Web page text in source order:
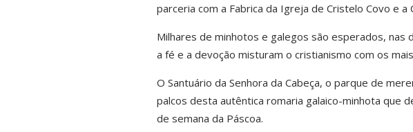
parceria com a Fabrica da Igreja de Cristelo Covo e a
Milhares de minhotos e galegos são esperados,
a fé e a devoção misturam o cristianismo com os
O Santuário da Senhora da Cabeça, o parque de
palcos desta autêntica romaria galaico-minhota que
de semana da Páscoa.